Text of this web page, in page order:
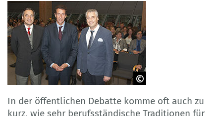
Dr. Julian Nida-Rümelin, Prof. Dr.
Friedrich Hubert Esser
In der öffentlichen Debatte komme oft auch zu
kurz, wie sehr berufsständische Traditionen für